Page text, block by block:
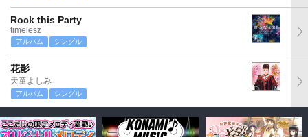
Rock this Party
timelesz
アルバム シングル
花影
天童よしみ
アルバム シングル